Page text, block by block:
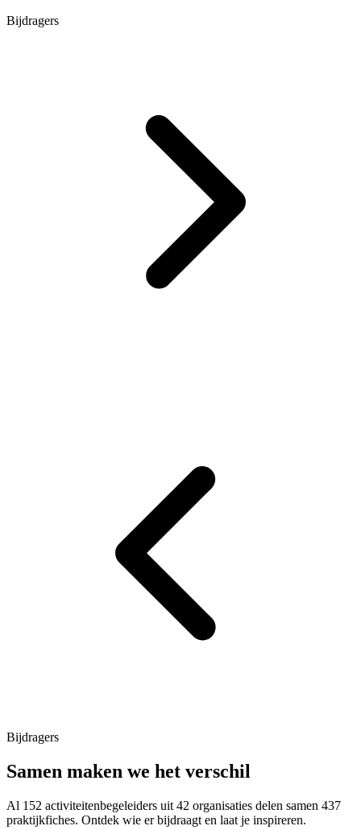
Bijdragers
Bijdragers
Samen maken we het verschil
Al 152 activiteitenbegeleiders uit 42 organisaties delen samen 437
praktijkfiches. Ontdek wie er bijdraagt en laat je inspireren.